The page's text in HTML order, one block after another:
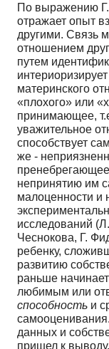
По выражению
отражает опыт
другими. Связь
отношением
путем
материнского
«плохого» или
принимающее,
уважительное
способствует
же -
непринятию им
малоценности и
исследований
Чеснокова, Г.
ребенку,
развитию
раньше начинает
любимым или
способность и
данных и
пришел к